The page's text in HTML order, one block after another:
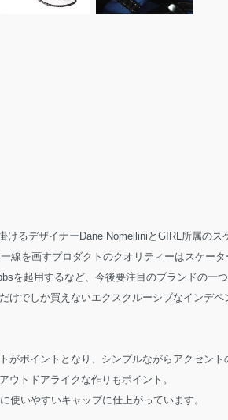
るデザイナーDane NomelliniとGIRL所属の
線を画すプロダクトのクオリティーはスケー
を起用するなど、今後要注目のブランドの一つ
でしか買えないエクスクルーシブなインデペ
ポイントとなり、シンプルながらアクセント
トドアライクな作りもポイント。
使いやすいキャップに仕上がっています。